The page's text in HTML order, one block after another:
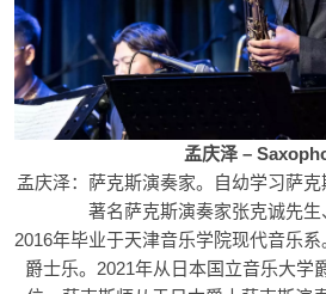
孟庆泽 –
孟庆泽：萨克斯演奏家。自幼学习萨
著名萨克斯演奏家张克诚先生
2016年毕业于天津音乐学院现代音乐
爵士乐。2021年从日本国立音乐大学